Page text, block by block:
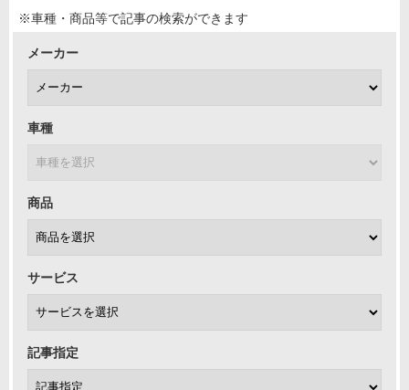
※車種・商品等で記事の検索ができます
メーカー
車種
商品
サービス
記事指定